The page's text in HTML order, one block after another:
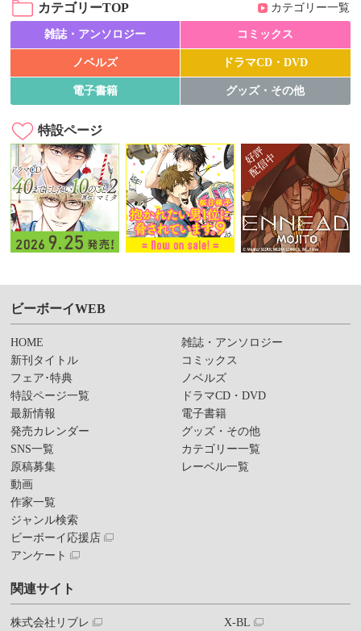
カテゴリーTOP カテゴリー一覧
雑誌・アンソロジー コミックス
ノベルズ ドラマCD・DVD
電子書籍 グッズ・その他
特設ページ
ビーボーイWEB
HOME
新刊タイトル
フェア･特典
特設ページ一覧
最新情報
発売カレンダー
SNS一覧
原稿募集
動画
作家一覧
ジャンル検索
ビーボーイ応援店
アンケート
雑誌・アンソロジー
コミックス
ノベルズ
ドラマCD・DVD
電子書籍
グッズ・その他
カテゴリー一覧
レーベル一覧
関連サイト
株式会社リブレ X-BL